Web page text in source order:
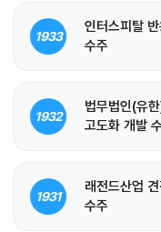
1933
인터스피탈
수주
1932
법무법인(유
고도화 개발
1931
래전드산업
수주